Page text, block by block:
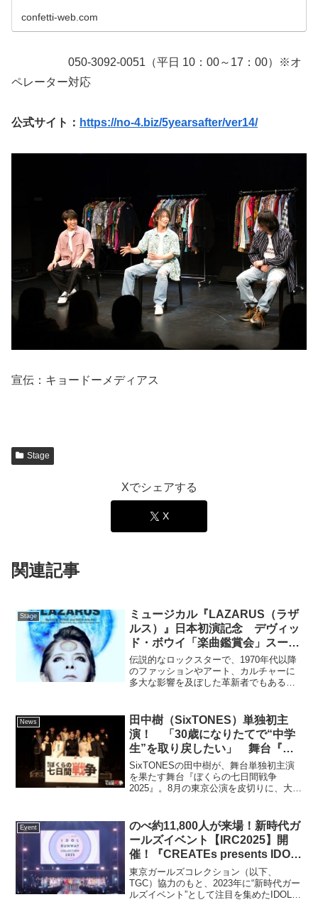
confetti-web.com
050-3092-0051（平日 10：00～17：00）※オ
ペレーター対応
公式サイト： https://no-4.biz/5yearsafter/ver14/
宣伝：キョードーメディアス
Stage
Xでシェアする
X
関連記事
Stage
ミュージカル『LAZARUS（ラザ
ルス）』日本初演記念 デヴィッ
ド・ボウイ「楽曲鑑賞会」スーパ
ー・オーディオ・ライブレポート
到着！！
伝説的なロックスターで、1970年代以降
のファッションやアート、カルチャーに
多大な影響を及ぼした革新者でもあるデ
作され、遺作となったミュージカル
『LAZARUS（ラザルス）...
News
田中樹（SixTONES）単独初主
演！ 「30歳になりたてで“中学
生”を取り戻したい」 舞台『ぼ
くらの七日間戦争 2025』制作発
表会レポート
SixTONESの田中樹が、舞台単独初主演
を果たす舞台『ぼくらの七日間戦争
2025』。8月の東京公演を皮切りに、大
が6月25日（水）に神楽座で開催され、キ
ャスト陣が...
Event
のべ約11,800人が来場！新時代ガ
ールズイベント【IRC2025】開
催！『CREATEs presents IDOL
RUNWAY COLLECTION 2025
Supported by TGC』乃木坂46・
FRUITS ZIPPERのメンバーらが
東京ガールズコレクション（以下、
TGC）協⼒のもと、2023年に“新時代ガー
ルズイベント”として注目を集めたIDOL